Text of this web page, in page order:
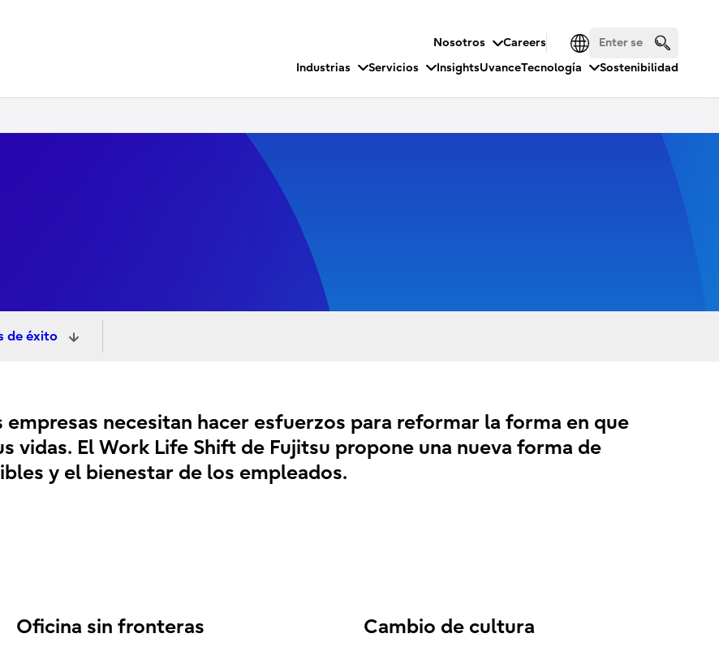
Nosotros
Careers
Industrias
Servicios InsightsUvanceTecnología Sostenibilidad
de éxito
empresas necesitan hacer esfuerzos para reformar la forma en que
vidas. El Work Life Shift de Fujitsu propone una nueva forma de
y el bienestar de los empleados.
Oficina sin fronteras Cambio de cultura